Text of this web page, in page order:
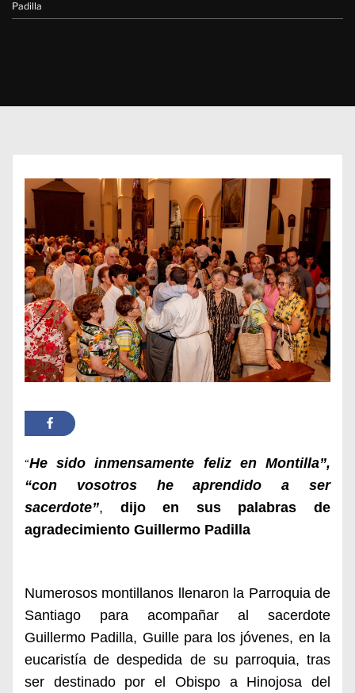
Padilla
“He sido inmensamente feliz en Montilla”,
“con vosotros he aprendido a ser
sacerdote”, dijo en sus palabras de
agradecimiento Guillermo Padilla
Numerosos montillanos llenaron la Parroquia de
Santiago para acompañar al sacerdote
Guillermo Padilla, Guille para los jóvenes, en la
eucaristía de despedida de su parroquia, tras
ser destinado por el Obispo a Hinojosa del